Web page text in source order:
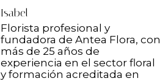
Isabel
Florista profesional y
fundadora de Antea Flora, con
más de 25 años de
experiencia en el sector floral
y formación acreditada en